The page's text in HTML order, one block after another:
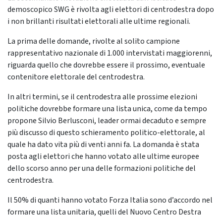
demoscopico SWG è rivolta agli elettori di centrodestra dopo
i non brillanti risultati elettorali alle ultime regionali.
La prima delle domande, rivolte al solito campione
rappresentativo nazionale di 1.000 intervistati maggiorenni,
riguarda quello che dovrebbe essere il prossimo, eventuale
contenitore elettorale del centrodestra.
In altri termini, se il centrodestra alle prossime elezioni
politiche dovrebbe formare una lista unica, come da tempo
propone Silvio Berlusconi, leader ormai decaduto e sempre
più discusso di questo schieramento politico-elettorale, al
quale ha dato vita più di venti anni fa. La domanda è stata
posta agli elettori che hanno votato alle ultime europee
dello scorso anno per una delle formazioni politiche del
centrodestra.
Il 50% di quanti hanno votato Forza Italia sono d’accordo nel
formare una lista unitaria, quelli del Nuovo Centro Destra